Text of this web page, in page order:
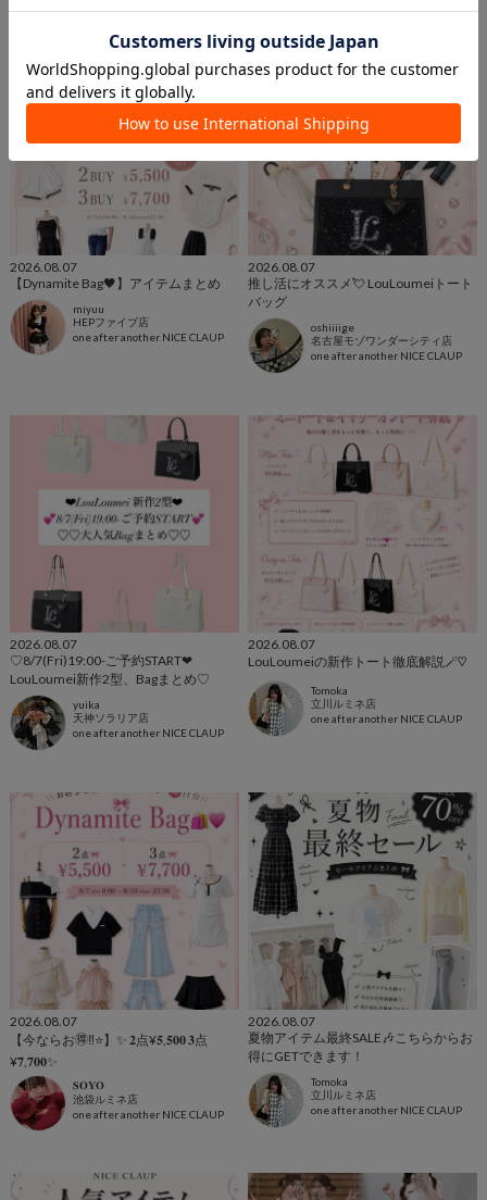
2026.08.07
【Dynamite Bag🖤】アイテムまとめ
miyuu
HEPファイブ店
one after another NICE CLAUP
2026.08.07
推し活にオススメ💘 LouLoumeiトート
バッグ
oshiiiige
名古屋モゾワンダーシティ店
one after another NICE CLAUP
2026.08.07
♡8/7(Fri)19:00-ご予約START‪‪❤︎‬
LouLoumei新作2型、Bagまとめ♡
yuika
天神ソラリア店
one after another NICE CLAUP
2026.08.07
LouLoumeiの新作トート徹底解説🪄♡
Tomoka
立川ルミネ店
one after another NICE CLAUP
2026.08.07
【今ならお🉐‼️⭐️】✨ 𝟐点¥𝟓,𝟓𝟎𝟎 𝟑点
¥𝟕,𝟕𝟎𝟎✨
𝐒𝐎𝐘𝐎
池袋ルミネ店
one after another NICE CLAUP
2026.08.07
夏物アイテム最終SALE🎶こちらからお
得にGETできます！
Tomoka
立川ルミネ店
one after another NICE CLAUP